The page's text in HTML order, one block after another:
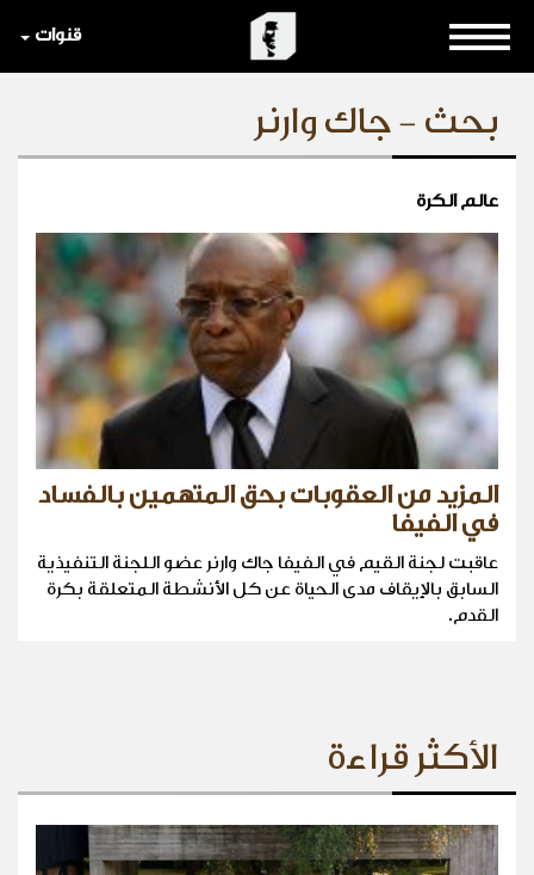
قنوات
بحث - جاك وارنر
عالم الكرة
المزيد من العقوبات بحق المتهمين بالفساد
في الفيفا
عاقبت لجنة القيم في الفيفا جاك وارنر عضو اللجنة التنفيذية
السابق بالإيقاف مدى الحياة عن كل الأنشطة المتعلقة بكرة
القدم.
الأكثر قراءة